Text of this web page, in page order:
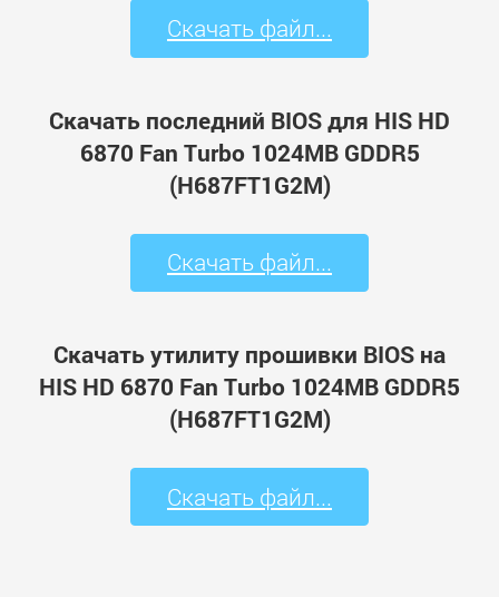
Скачать файл...
Скачать последний BIOS для HIS HD
6870 Fan Turbo 1024MB GDDR5
(H687FT1G2M)
Скачать файл...
Скачать утилиту прошивки BIOS на
HIS HD 6870 Fan Turbo 1024MB GDDR5
(H687FT1G2M)
Скачать файл...